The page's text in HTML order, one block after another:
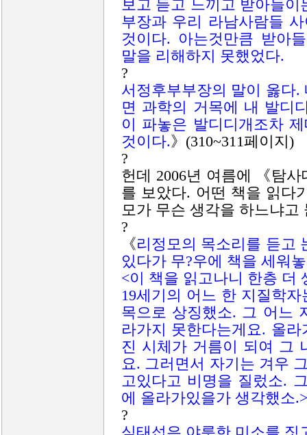
보고 듣고 느끼고 받아들
부장과 우리 라남사람들
것이다. 아는것만큼 받아
말을 리해하지 못했었다.
?
서정후부부장의 말이 옳다
면 과학의 거목에 내 발디
이 파놓은 발디디개조차
것이다.》(310~311페이지)
?
헌데 2006년 여름에 《탐
를 보았다. 어떤 책을 읽다
모가 무슨 생각을 하느냐고
?
《리정모의 목소리를 듣고
있다가 무?우에 책을 세워
<이 책을 읽고나니 한층 더
19세기의 어느 한 지질학
목으로 상징했소. 그 어느
라가지 못한다는게요. 올
진 시체가 거름이 되여 그
요. 그러면서 자기는 겨우
고있다고 비명을 질렀소.
에 올라가있을가 생각했소.>
?